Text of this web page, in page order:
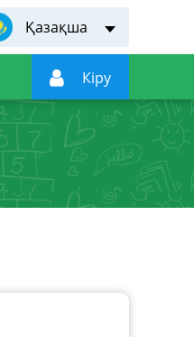
Қазақша
 Кiру